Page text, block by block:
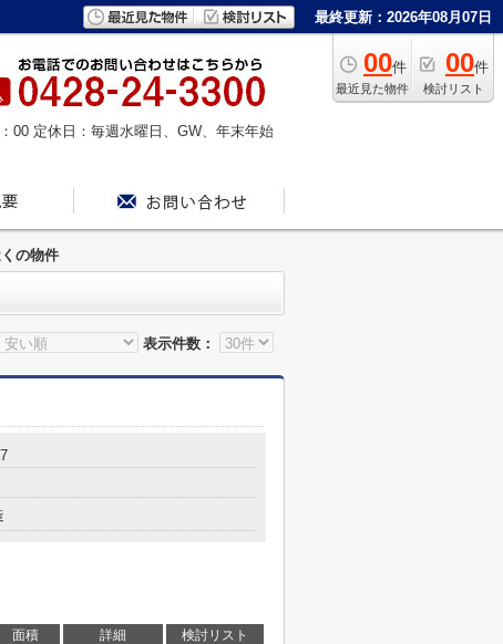
最終更新：2026年08月07日
00件
最近見た物件
00件
検討リスト
00 定休日：毎週水曜日、GW、年末年始
の物件
表示件数：
面積 詳細
検討リスト